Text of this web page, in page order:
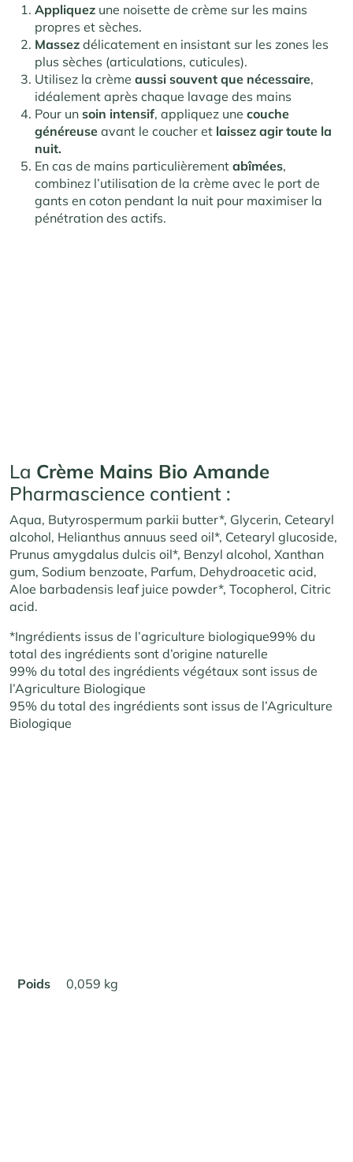
Appliquez une noisette de crème sur les mains
propres et sèches.
Massez délicatement en insistant sur les zones les
plus sèches (articulations, cuticules).
Utilisez la crème aussi souvent que nécessaire,
idéalement après chaque lavage des mains
Pour un soin intensif, appliquez une couche
généreuse avant le coucher et laissez agir toute la
nuit.
En cas de mains particulièrement abîmées,
combinez l’utilisation de la crème avec le port de
gants en coton pendant la nuit pour maximiser la
pénétration des actifs.
La Crème Mains Bio Amande
Pharmascience contient :
Aqua, Butyrospermum parkii butter*, Glycerin, Cetearyl
alcohol, Helianthus annuus seed oil*, Cetearyl glucoside,
Prunus amygdalus dulcis oil*, Benzyl alcohol, Xanthan
gum, Sodium benzoate, Parfum, Dehydroacetic acid,
Aloe barbadensis leaf juice powder*, Tocopherol, Citric
acid.
*Ingrédients issus de l’agriculture biologique99% du
total des ingrédients sont d’origine naturelle
99% du total des ingrédients végétaux sont issus de
l’Agriculture Biologique
95% du total des ingrédients sont issus de l’Agriculture
Biologique
Poids 0,059 kg